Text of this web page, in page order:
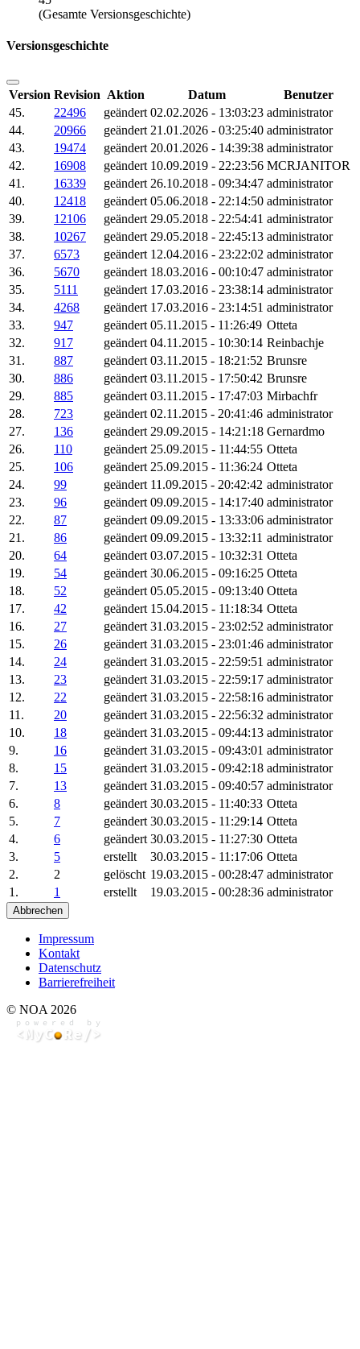
(Gesamte Versionsgeschichte)
Versionsgeschichte
Version Revision Aktion Datum
Benutzer
45.
22496 geändert 02.02.2026 - 13:03:23 administrator
44.
20966 geändert 21.01.2026 - 03:25:40 administrator
43.
19474 geändert 20.01.2026 - 14:39:38 administrator
42.
16908 geändert 10.09.2019 - 22:23:56 MCRJANITOR
41.
16339 geändert 26.10.2018 - 09:34:47 administrator
40.
12418 geändert 05.06.2018 - 22:14:50 administrator
39.
12106 geändert 29.05.2018 - 22:54:41 administrator
38.
10267 geändert 29.05.2018 - 22:45:13 administrator
37.
6573 geändert 12.04.2016 - 23:22:02 administrator
36.
5670 geändert 18.03.2016 - 00:10:47 administrator
35.
5111 geändert 17.03.2016 - 23:38:14 administrator
34.
4268 geändert 17.03.2016 - 23:14:51 administrator
33.
947 geändert 05.11.2015 - 11:26:49 Otteta
32.
917 geändert 04.11.2015 - 10:30:14 Reinbachje
31.
887 geändert 03.11.2015 - 18:21:52 Brunsre
30.
886 geändert 03.11.2015 - 17:50:42 Brunsre
29.
885 geändert 03.11.2015 - 17:47:03 Mirbachfr
28.
723 geändert 02.11.2015 - 20:41:46 administrator
27.
136 geändert 29.09.2015 - 14:21:18 Gernardmo
26.
110 geändert 25.09.2015 - 11:44:55 Otteta
25.
106 geändert 25.09.2015 - 11:36:24 Otteta
24.
99 geändert 11.09.2015 - 20:42:42 administrator
23.
96 geändert 09.09.2015 - 14:17:40 administrator
22.
87 geändert 09.09.2015 - 13:33:06 administrator
21.
86 geändert 09.09.2015 - 13:32:11 administrator
20.
64 geändert 03.07.2015 - 10:32:31 Otteta
19.
54 geändert 30.06.2015 - 09:16:25 Otteta
18.
52 geändert 05.05.2015 - 09:13:40 Otteta
17.
42 geändert 15.04.2015 - 11:18:34 Otteta
16.
27 geändert 31.03.2015 - 23:02:52 administrator
15.
26 geändert 31.03.2015 - 23:01:46 administrator
14.
24 geändert 31.03.2015 - 22:59:51 administrator
13.
23 geändert 31.03.2015 - 22:59:17 administrator
12.
22 geändert 31.03.2015 - 22:58:16 administrator
11.
20 geändert 31.03.2015 - 22:56:32 administrator
10.
18 geändert 31.03.2015 - 09:44:13 administrator
9.
16 geändert 31.03.2015 - 09:43:01 administrator
8.
15 geändert 31.03.2015 - 09:42:18 administrator
7.
13 geändert 31.03.2015 - 09:40:57 administrator
6.
8 geändert 30.03.2015 - 11:40:33 Otteta
5.
7 geändert 30.03.2015 - 11:29:14 Otteta
4.
6 geändert 30.03.2015 - 11:27:30 Otteta
3.
5 erstellt 30.03.2015 - 11:17:06 Otteta
2.
2 gelöscht 19.03.2015 - 00:28:47 administrator
1.
1 erstellt 19.03.2015 - 00:28:36 administrator
Abbrechen
Impressum
Kontakt
Datenschutz
Barrierefreiheit
© NOA 2026